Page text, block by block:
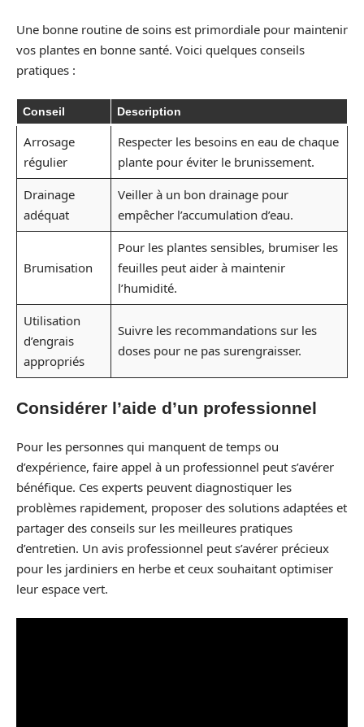
Une bonne routine de soins est primordiale pour maintenir
vos plantes en bonne santé. Voici quelques conseils
pratiques :
Conseil Description
Arrosage
régulier
Respecter les besoins en eau de chaque
plante pour éviter le brunissement.
Drainage
adéquat
Veiller à un bon drainage pour
empêcher l’accumulation d’eau.
Brumisation
Pour les plantes sensibles, brumiser les
feuilles peut aider à maintenir
l’humidité.
Utilisation
d’engrais
appropriés
Suivre les recommandations sur les
doses pour ne pas surengraisser.
Considérer l’aide d’un professionnel
Pour les personnes qui manquent de temps ou
d’expérience, faire appel à un professionnel peut s’avérer
bénéfique. Ces experts peuvent diagnostiquer les
problèmes rapidement, proposer des solutions adaptées et
partager des conseils sur les meilleures pratiques
d’entretien. Un avis professionnel peut s’avérer précieux
pour les jardiniers en herbe et ceux souhaitant optimiser
leur espace vert.